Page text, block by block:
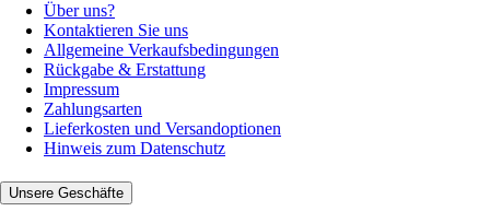
Über uns?
Kontaktieren Sie uns
Allgemeine Verkaufsbedingungen
Rückgabe & Erstattung
Impressum
Zahlungsarten
Lieferkosten und Versandoptionen
Hinweis zum Datenschutz
Unsere Geschäfte